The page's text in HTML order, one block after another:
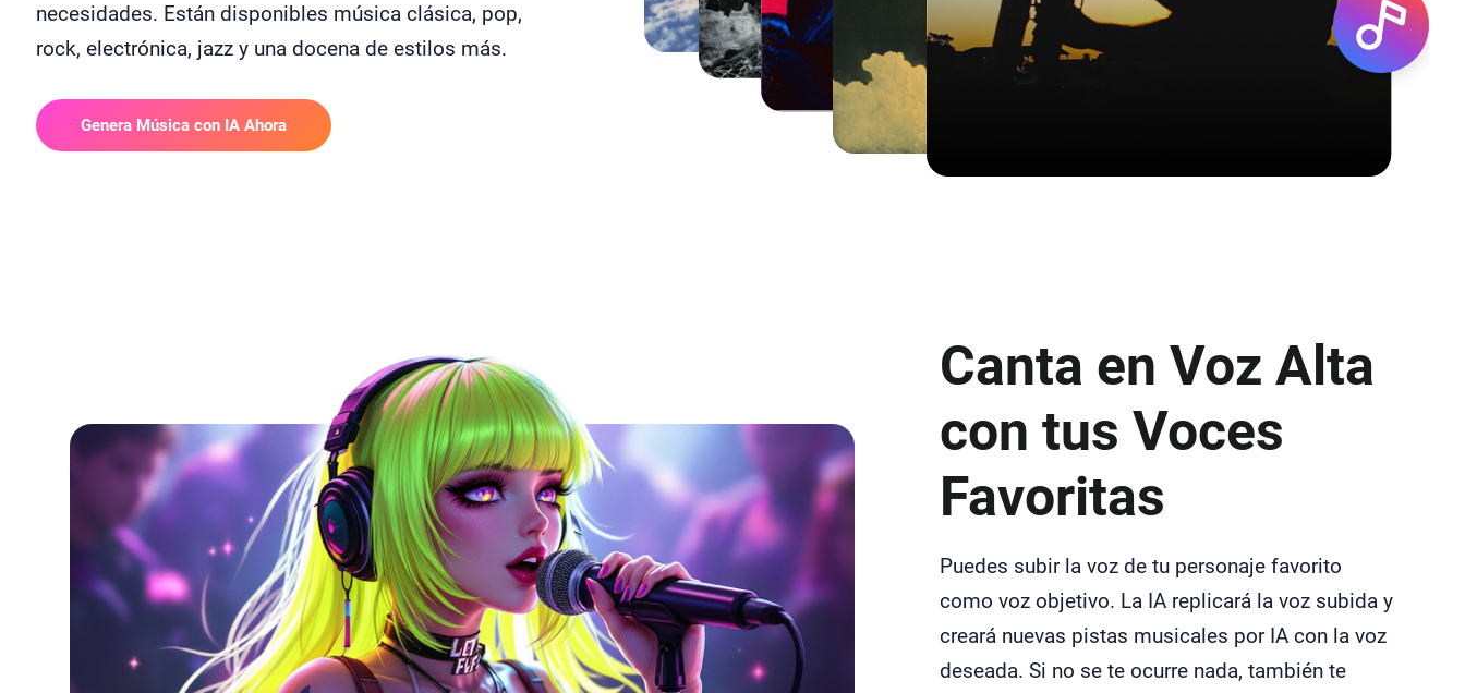
necesidades. Están disponibles música clásica, pop,
rock, electrónica, jazz y una docena de estilos más.
Genera Música con IA Ahora
Canta en Voz Alta
con tus Voces
Favoritas
Puedes subir la voz de tu personaje favorito
como voz objetivo. La IA replicará la voz subida y
creará nuevas pistas musicales por IA con la voz
deseada. Si no se te ocurre nada, también te